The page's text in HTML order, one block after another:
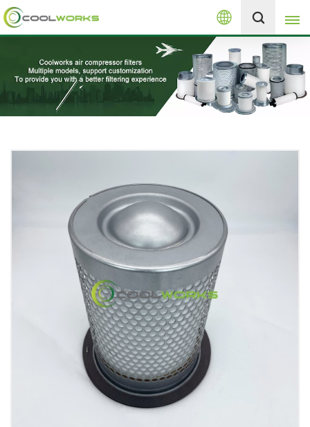
Русский
English
español
العربية
Melayu
+8613525046291